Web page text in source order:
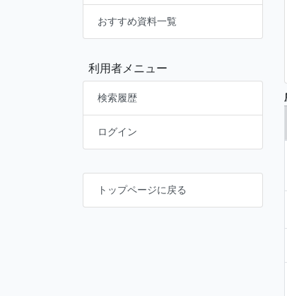
おすすめ資料一覧
利用者メニュー
検索履歴
ログイン
トップページに戻る